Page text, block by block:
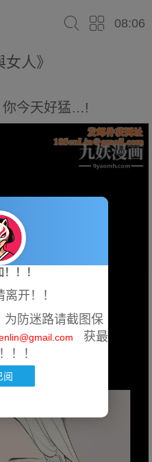
08:06
女人》
你今天好猛…!
！！
开！！
为防迷路请截图保
获最
！！
阅